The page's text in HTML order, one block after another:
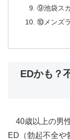
⑨池袋ス
⑩メンズ
EDかも？
40歳以上の男
ED（勃起不全や